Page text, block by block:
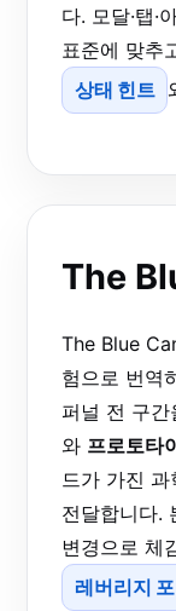
다. 모달·탭·
표준에 맞추
상태 힌트
The
The Blue
험으로 번역
퍼널 전 구간
와 프로토타
드가 가진 과
전달합니다.
변경으로 체
레버리지